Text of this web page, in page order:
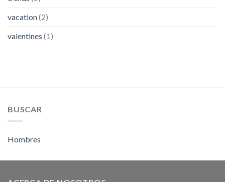
vacation(2)
valentines (1)
BUSCAR
Hombres